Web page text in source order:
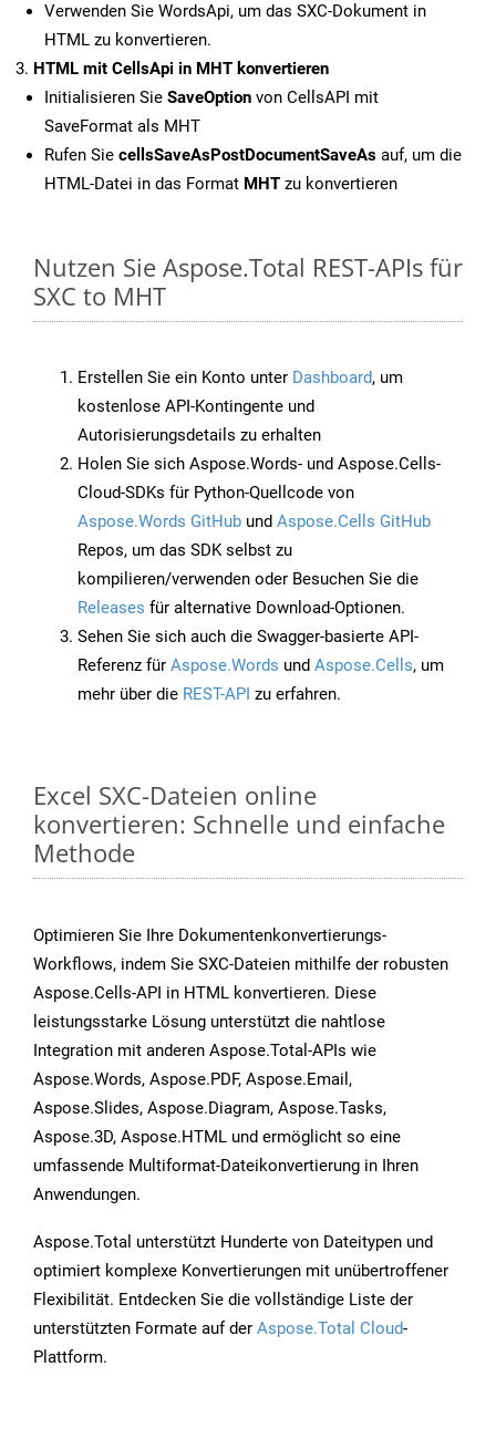
Verwenden Sie WordsApi, um das SXC-Dokument in
HTML zu konvertieren.
HTML mit CellsApi in MHT konvertieren
Initialisieren Sie SaveOption von CellsAPI mit
SaveFormat als MHT
Rufen Sie cellsSaveAsPostDocumentSaveAs auf, um die
HTML-Datei in das Format MHT zu konvertieren
Nutzen Sie Aspose.Total REST-APIs für
SXC to MHT
Erstellen Sie ein Konto unter Dashboard, um
kostenlose API-Kontingente und
Autorisierungsdetails zu erhalten
Holen Sie sich Aspose.Words- und Aspose.Cells-
Cloud-SDKs für Python-Quellcode von
Aspose.Words GitHub und Aspose.Cells GitHub
Repos, um das SDK selbst zu
kompilieren/verwenden oder Besuchen Sie die
Releases für alternative Download-Optionen.
Sehen Sie sich auch die Swagger-basierte API-
Referenz für Aspose.Words und Aspose.Cells, um
mehr über die REST-API zu erfahren.
Excel SXC-Dateien online
konvertieren: Schnelle und einfache
Methode
Optimieren Sie Ihre Dokumentenkonvertierungs-
Workflows, indem Sie SXC-Dateien mithilfe der robusten
Aspose.Cells-API in HTML konvertieren. Diese
leistungsstarke Lösung unterstützt die nahtlose
Integration mit anderen Aspose.Total-APIs wie
Aspose.Words, Aspose.PDF, Aspose.Email,
Aspose.Slides, Aspose.Diagram, Aspose.Tasks,
Aspose.3D, Aspose.HTML und ermöglicht so eine
umfassende Multiformat-Dateikonvertierung in Ihren
Anwendungen.
Aspose.Total unterstützt Hunderte von Dateitypen und
optimiert komplexe Konvertierungen mit unübertroffener
Flexibilität. Entdecken Sie die vollständige Liste der
unterstützten Formate auf der Aspose.Total Cloud-
Plattform.